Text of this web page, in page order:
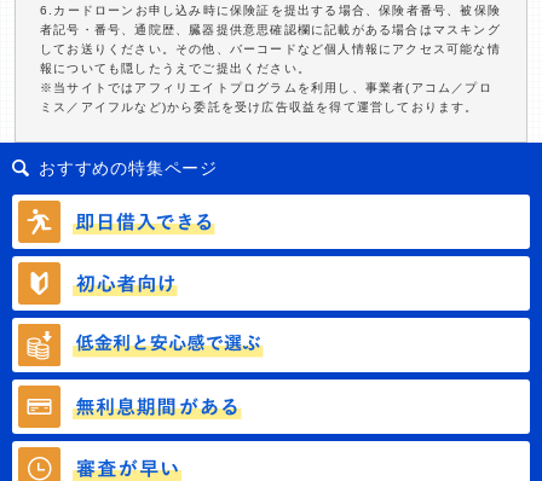
6.カードローンお申し込み時に保険証を提出する場合、保険者番号、被保険
者記号・番号、通院歴、臓器提供意思確認欄に記載がある場合はマスキング
してお送りください。その他、バーコードなど個人情報にアクセス可能な情
報についても隠したうえでご提出ください。
※当サイトではアフィリエイトプログラムを利用し、事業者(アコム／プロ
ミス／アイフルなど)から委託を受け広告収益を得て運営しております。
おすすめの特集ページ